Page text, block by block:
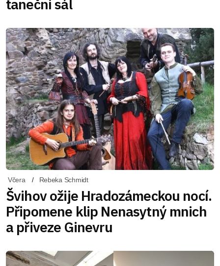
taneční sál
Včera Rebeka Schmidt
Švihov ožije Hradozámeckou nocí.
Připomene klip Nenasytný mnich
a přiveze Ginevru